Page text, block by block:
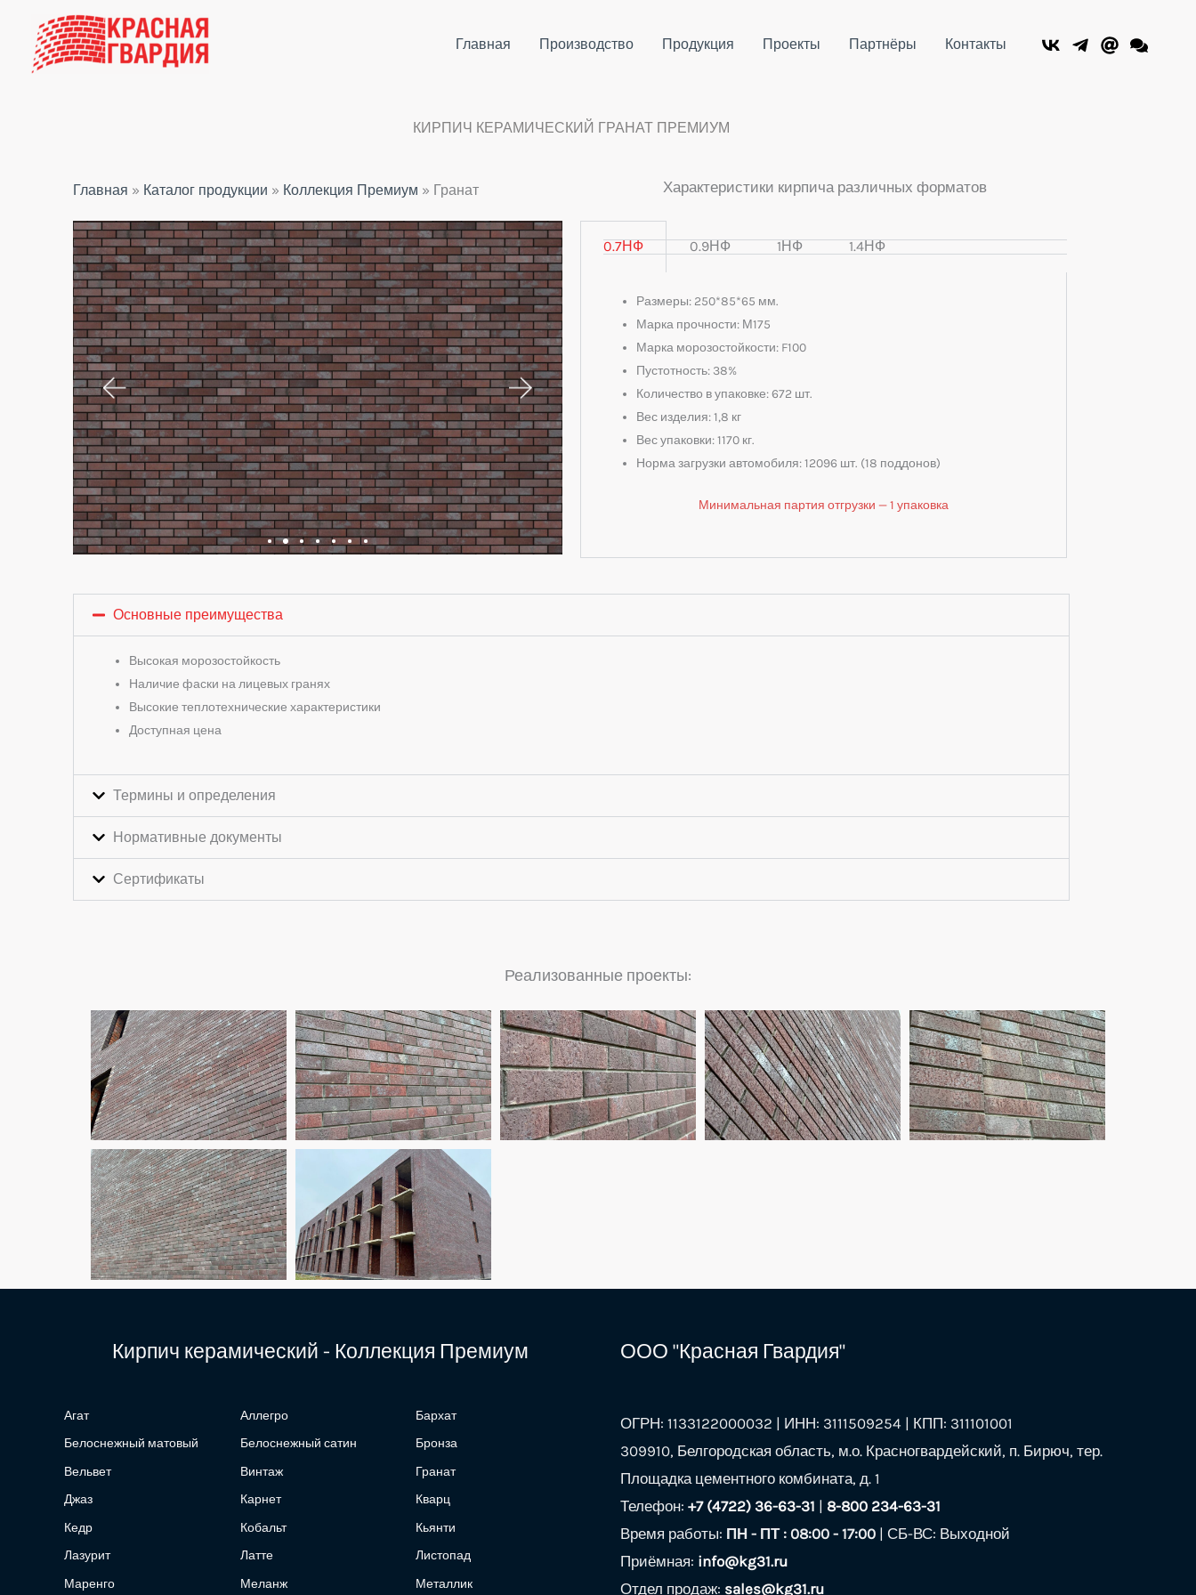
содержимому
Главная Производство Продукция Проекты Партнёры Контакты
КИРПИЧ КЕРАМИЧЕСКИЙ ГРАНАТ ПРЕМИУМ
Главная » Каталог продукции » Коллекция Премиум » Гранат Характеристики кирпича различных форматов
0.7НФ 0.9НФ 1НФ 1.4НФ
Размеры: 250*85*65 мм.
Марка прочности: М175
Марка морозостойкости: F100
Пустотность: 38%
Количество в упаковке: 672 шт.
Вес изделия: 1,8 кг
Вес упаковки: 1170 кг.
Норма загрузки автомобиля: 12096 шт. (18 поддонов)
Минимальная партия отгрузки — 1 упаковка
Основные преимущества
Высокая морозостойкость
Наличие фаски на лицевых гранях
Высокие теплотехнические характеристики
Доступная цена
Термины и определения
Нормативные документы
Сертификаты
Реализованные проекты:
Кирпич керамический - Коллекция Премиум
Агат Аллегро
Бархат
Белоснежный матовый
Белоснежный сатин
Бронза
Вельвет
Винтаж
Гранат
Джаз
Карнет
Кварц
Кедр
Кобальт
Кьянти
Лазурит
Латте
Листопад
Маренго
Меланж Металлик
ООО "Красная Гвардия"
ОГРН: 1133122000032 | ИНН: 3111509254 | КПП: 311101001
309910, Белгородская область, м.о. Красногвардейский, п. Бирюч, тер.
Площадка цементного комбината, д. 1
Телефон: +7 (4722) 36-63-31 | 8-800 234-63-31
Время работы: ПН - ПТ : 08:00 - 17:00 | СБ-ВС: Выходной
Приёмная: info@kg31.ru
Отдел продаж: sales@kg31.ru